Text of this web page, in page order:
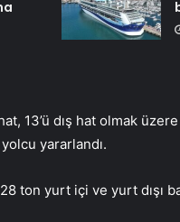
13’ü dış hat olmak
yararlandı.
ton yurt içi ve yurt dışı